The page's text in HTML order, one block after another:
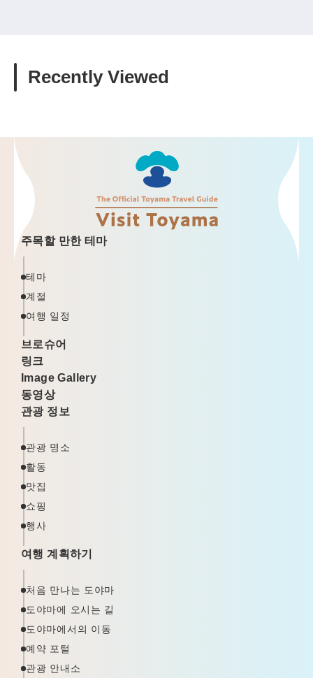
Recently Viewed
주목할 만한 테마
테마
계절
여행 일정
브로슈어
링크
Image Gallery
동영상
관광 정보
관광 명소
활동
맛집
쇼핑
행사
여행 계획하기
처음 만나는 도야마
도야마에 오시는 길
도야마에서의 이동
예약 포털
관광 안내소